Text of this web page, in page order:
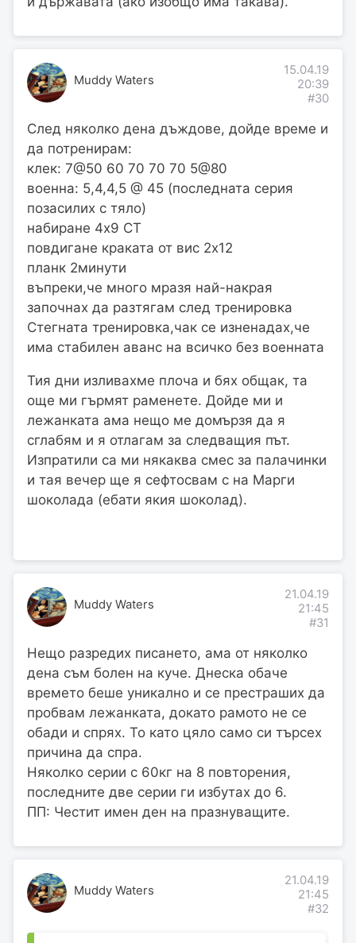
Muddy Waters
15.04.19
20:39
#30
След няколко дена дъждове, дойде време и
да потренирам:
клек: 7@50 60 70 70 70 5@80
военна: 5,4,4,5 @ 45 (последната серия
позасилих с тяло)
набиране 4х9 СТ
повдигане краката от вис 2х12
планк 2минути
въпреки,че много мразя най-накрая
започнах да разтягам след тренировка
Стегната тренировка,чак се изненадах,че
има стабилен аванс на всичко без военната
Тия дни изливахме плоча и бях общак, та
още ми гърмят раменете. Дойде ми и
лежанката ама нещо ме домързя да я
сглабям и я отлагам за следващия път.
Изпратили са ми някаква смес за палачинки
и тая вечер ще я сефтосвам с на Марги
шоколада (ебати якия шоколад).
Muddy Waters
21.04.19
21:45
#31
Нещо разредих писането, ама от няколко
дена съм болен на куче. Днеска обаче
времето беше уникално и се престраших да
пробвам лежанката, докато рамото не се
обади и спрях. То като цяло само си търсех
причина да спра.
Няколко серии с 60кг на 8 повторения,
последните две серии ги избутах до 6.
ПП: Честит имен ден на празнуващите.
Muddy Waters
21.04.19
21:45
#32